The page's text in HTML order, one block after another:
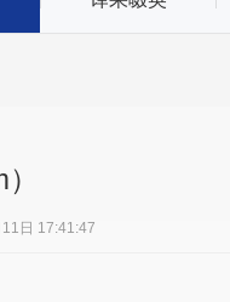
日 17:41:47